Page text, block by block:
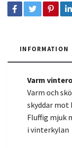
INFORMATION
Varm
Varm och
skyddar mot
Fluffig mjuk
i vinterkylan